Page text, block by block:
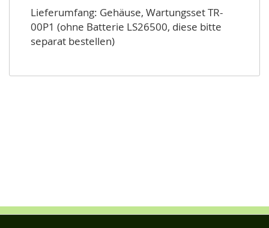
Lieferumfang: Gehäuse, Wartungsset TR-
00P1 (ohne Batterie LS26500, diese bitte
separat bestellen)